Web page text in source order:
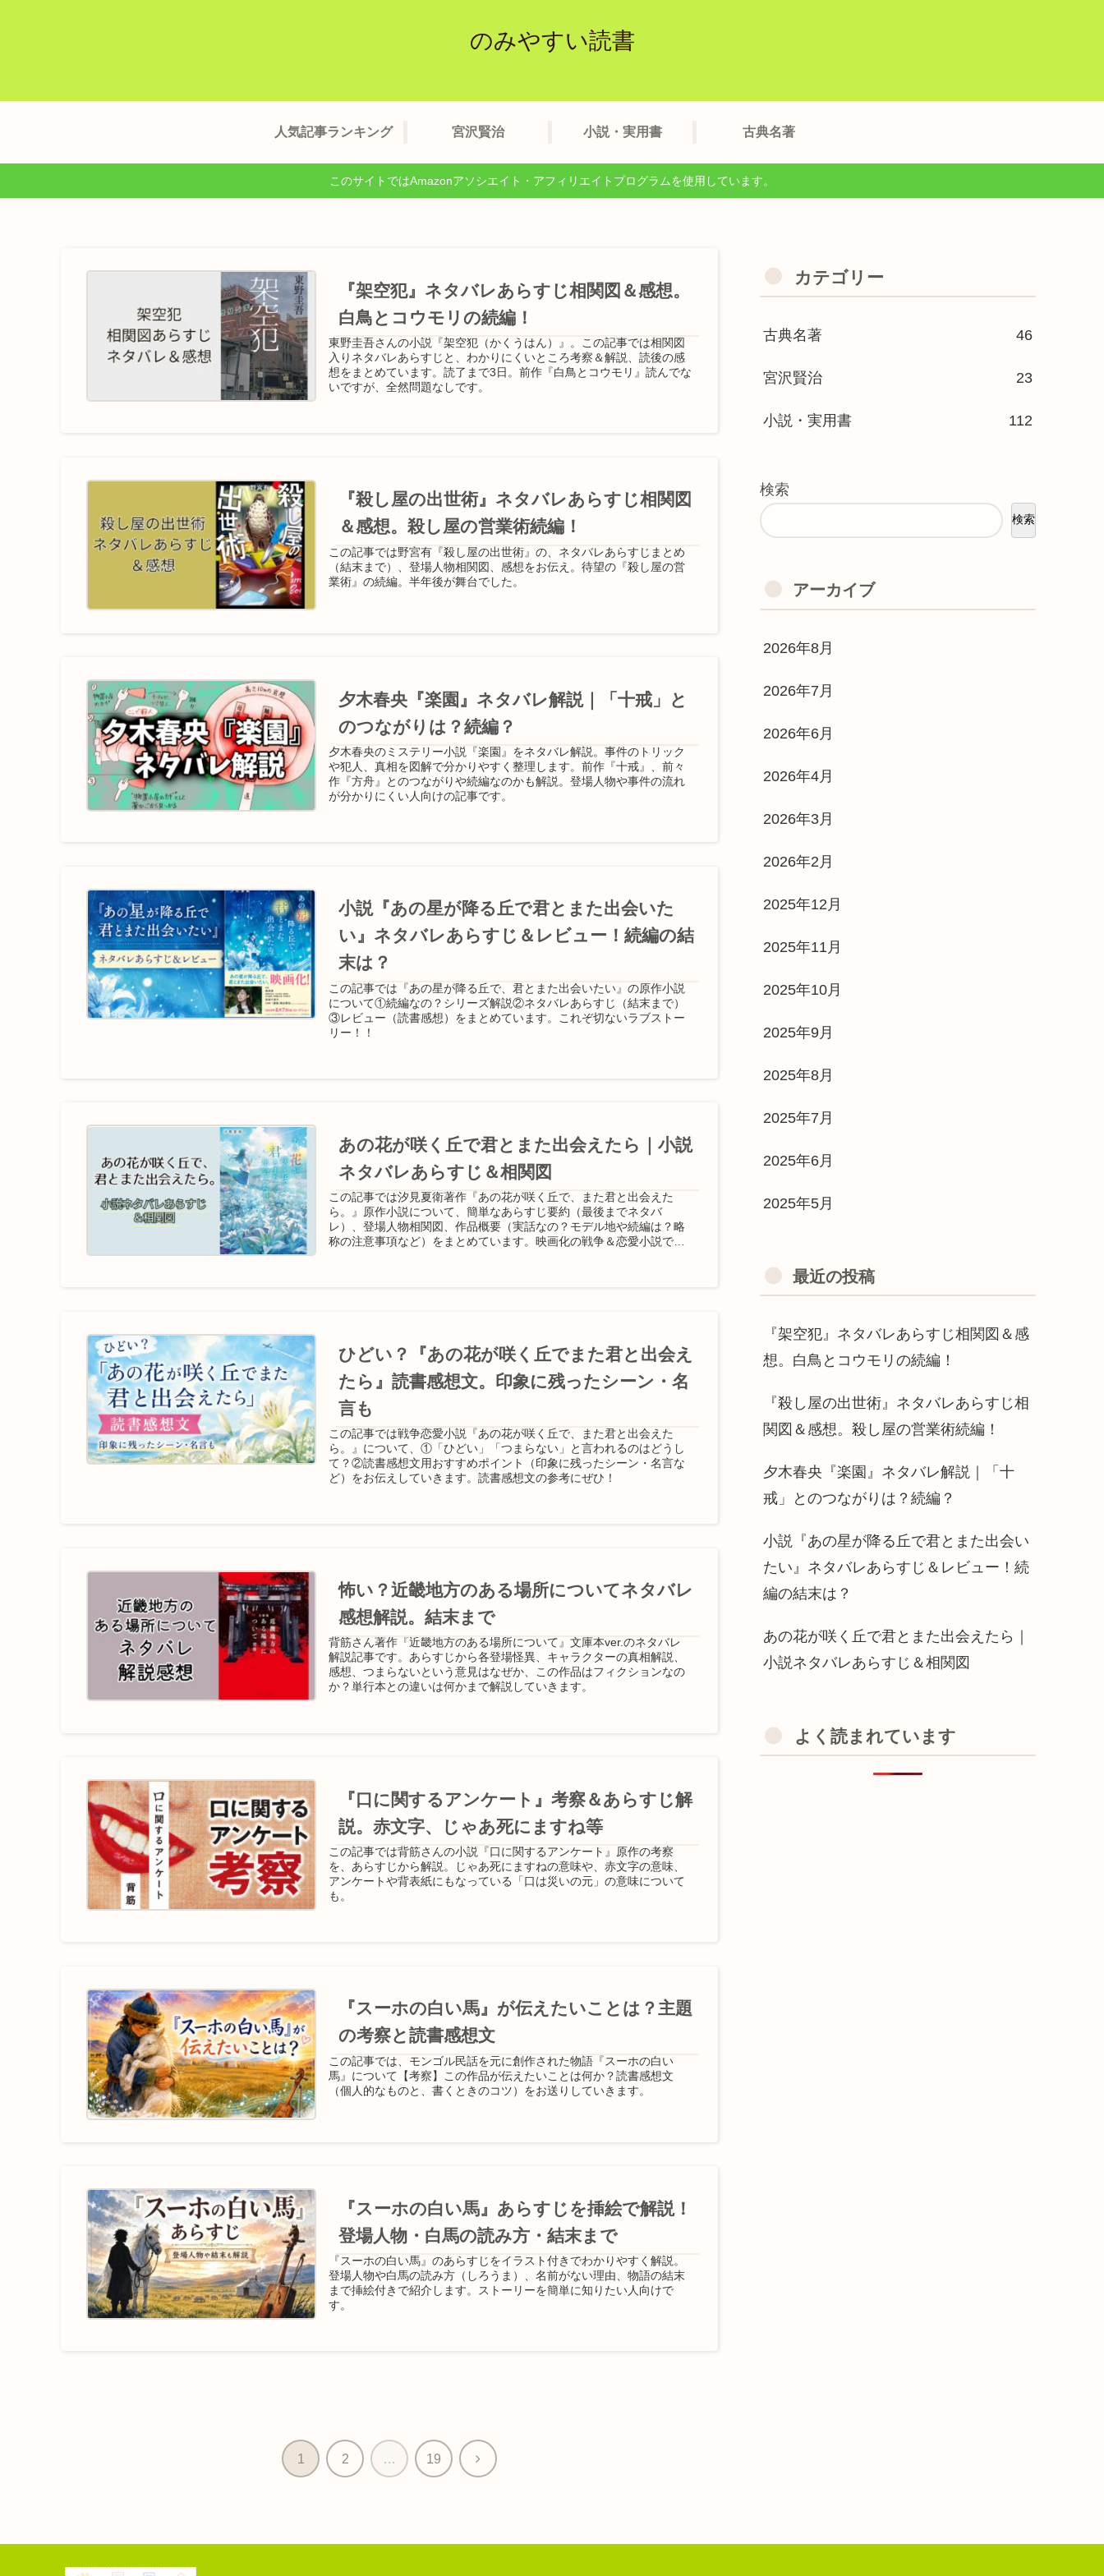
のみやすい読書
人気記事ランキング 宮沢賢治 小説・実用書 古典名著
このサイトではAmazonアソシエイト・アフィリエイトプログラムを使用しています。
『架空犯』ネタバレあらすじ相関図＆感想。
白鳥とコウモリの続編！
東野圭吾さんの小説『架空犯（かくうはん）』。この記事では相関図
入りネタバレあらすじと、わかりにくいところ考察＆解説、読後の感
想をまとめています。読了まで3日。前作『白鳥とコウモリ』読んでな
いですが、全然問題なしです。
『殺し屋の出世術』ネタバレあらすじ相関図
＆感想。殺し屋の営業術続編！
この記事では野宮有『殺し屋の出世術』の、ネタバレあらすじまとめ
（結末まで）、登場人物相関図、感想をお伝え。待望の『殺し屋の営
業術』の続編。半年後が舞台でした。
夕木春央『楽園』ネタバレ解説｜「十戒」と
のつながりは？続編？
夕木春央のミステリー小説『楽園』をネタバレ解説。事件のトリック
や犯人、真相を図解で分かりやすく整理します。前作『十戒』、前々
作『方舟』とのつながりや続編なのかも解説。登場人物や事件の流れ
が分かりにくい人向けの記事です。
小説『あの星が降る丘で君とまた出会いた
い』ネタバレあらすじ＆レビュー！続編の結
末は？
この記事では『あの星が降る丘で、君とまた出会いたい』の原作小説
について①続編なの？シリーズ解説②ネタバレあらすじ（結末まで）
③レビュー（読書感想）をまとめています。これぞ切ないラブストー
リー！！
あの花が咲く丘で君とまた出会えたら｜小説
ネタバレあらすじ＆相関図
この記事では汐見夏衛著作『あの花が咲く丘で、また君と出会えた
ら。』原作小説について、簡単なあらすじ要約（最後までネタバ
レ）、登場人物相関図、作品概要（実話なの？モデル地や続編は？略
称の注意事項など）をまとめています。映画化の戦争＆恋愛小説で
ひどい？『あの花が咲く丘でまた君と出会え
たら』読書感想文。印象に残ったシーン・名
言も
この記事では戦争恋愛小説『あの花が咲く丘で、また君と出会えた
ら。』について、①「ひどい」「つまらない」と言われるのはどうし
て？②読書感想文用おすすめポイント（印象に残ったシーン・名言な
ど）をお伝えしていきます。読書感想文の参考にぜひ！
怖い？近畿地方のある場所についてネタバレ
感想解説。結末まで
背筋さん著作『近畿地方のある場所について』文庫本ver.のネタバレ
解説記事です。あらすじから各登場怪異、キャラクターの真相解説、
感想、つまらないという意見はなぜか、この作品はフィクションなの
か？単行本との違いは何かまで解説していきます。
『口に関するアンケート』考察＆あらすじ解
説。赤文字、じゃあ死にますね等
この記事では背筋さんの小説『口に関するアンケート』原作の考察
を、あらすじから解説。じゃあ死にますねの意味や、赤文字の意味、
アンケートや背表紙にもなっている「口は災いの元」の意味について
も。
『スーホの白い馬』が伝えたいことは？主題
の考察と読書感想文
この記事では、モンゴル民話を元に創作された物語『スーホの白い
馬』について【考察】この作品が伝えたいことは何か？読書感想文
（個人的なものと、書くときのコツ）をお送りしていきます。
『スーホの白い馬』あらすじを挿絵で解説！
登場人物・白馬の読み方・結末まで
『スーホの白い馬』のあらすじをイラスト付きでわかりやすく解説。
登場人物や白馬の読み方（しろうま）、名前がない理由、物語の結末
まで挿絵付きで紹介します。ストーリーを簡単に知りたい人向けで
す。
1 2 … 19 次
カテゴリー
古典名著 46
宮沢賢治 23
小説・実用書 112
検索
検索
アーカイブ
2026年8月
2026年7月
2026年6月
2026年4月
2026年3月
2026年2月
2025年12月
2025年11月
2025年10月
2025年9月
2025年8月
2025年7月
2025年6月
2025年5月
最近の投稿
『架空犯』ネタバレあらすじ相関図＆感
想。白鳥とコウモリの続編！
『殺し屋の出世術』ネタバレあらすじ相
関図＆感想。殺し屋の営業術続編！
夕木春央『楽園』ネタバレ解説｜「十
戒」とのつながりは？続編？
小説『あの星が降る丘で君とまた出会い
たい』ネタバレあらすじ＆レビュー！続
編の結末は？
あの花が咲く丘で君とまた出会えたら｜
小説ネタバレあらすじ＆相関図
よく読まれています